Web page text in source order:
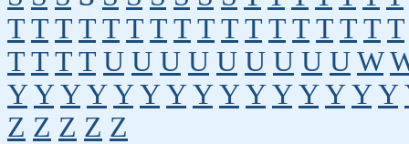
T T T T T T T T T T T T T T T T T
T T T T U U U U U U U U U W
Y Y Y Y Y Y Y Y Y Y Y Y Y Y Y
Z Z Z Z Z